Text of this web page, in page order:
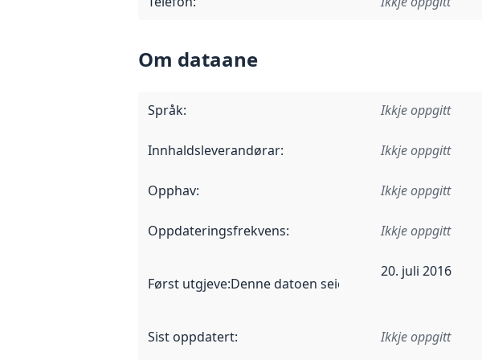
Om dataane
Språk: Ikkje oppgitt
Innhaldsleverandørar: Ikkje oppgitt
Opphav: Ikkje oppgitt
Oppdateringsfrekvens: Ikkje oppgitt
Først utgjeve:Denne datoen seier når dataa i dette
20. juli 2016
Sist oppdatert: Ikkje oppgitt